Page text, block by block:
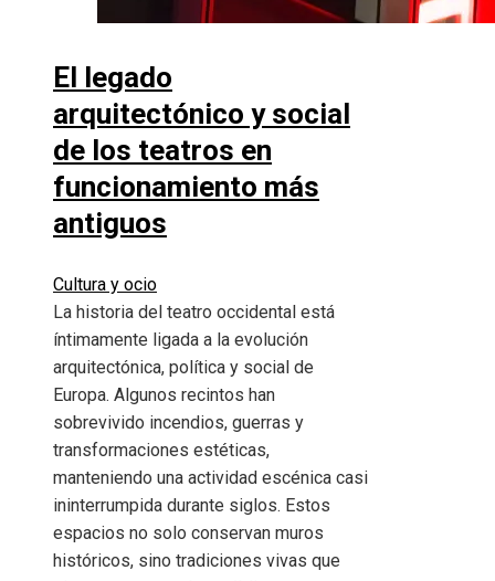
El legado
arquitectónico y social
de los teatros en
funcionamiento más
antiguos
Cultura y ocio
La historia del teatro occidental está
íntimamente ligada a la evolución
arquitectónica, política y social de
Europa. Algunos recintos han
sobrevivido incendios, guerras y
transformaciones estéticas,
manteniendo una actividad escénica casi
ininterrumpida durante siglos. Estos
espacios no solo conservan muros
históricos, sino tradiciones vivas que